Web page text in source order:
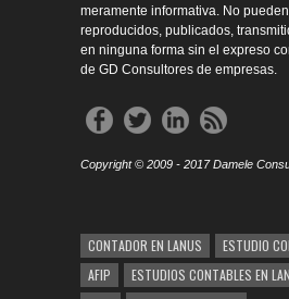
meramente informativa. No
reproducidos, publicados,
en ninguna forma sin el expreso
de GD Consultores de empresas.
Copyright © 2009 - 2017 Damele
CONTADOR EN LANUS
ESTUDIO
AFIP
ESTUDIOS CONTABLES EN